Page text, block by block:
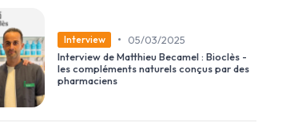
Interview •
05/03/2025
Interview de Matthieu Becamel : Bioclès -
les compléments naturels conçus par des
pharmaciens